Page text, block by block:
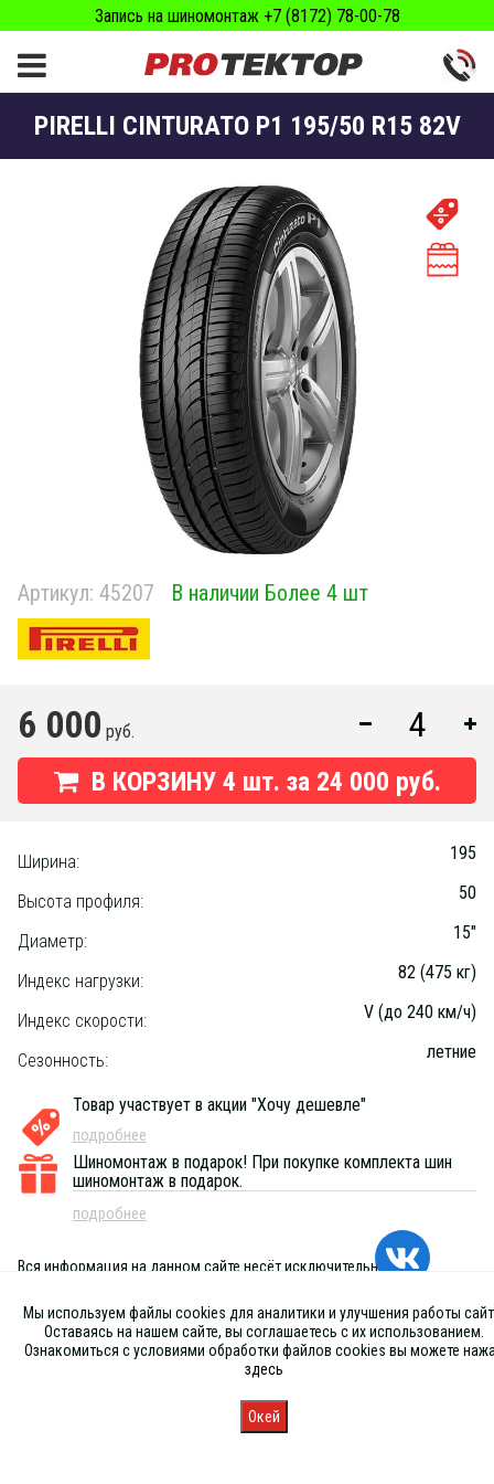
Запись на шиномонтаж +7 (8172) 78-00-78
PIRELLI CINTURATO P1 195/50 R15 82V
Артикул: 45207 В наличии Более 4 шт
6 000 руб.
В КОРЗИНУ 4 шт. за 24 000 руб.
Ширина: 195
Высота профиля: 50
Диаметр: 15"
Индекс нагрузки: 82 (475 кг)
Индекс скорости: V (до 240 км/ч)
Сезонность: летние
Товар участвует в акции "Хочу дешевле"
подробнее
Шиномонтаж в подарок! При покупке комплекта шин
шиномонтаж в подарок.
подробнее
Вся информация на данном сайте несёт исключительно
публичной офертой, определяемой положениями Статьи 437 (2) ГК
РФ
Запись
Мы используем файлы cookies для аналитики и улучшения работы
Оставаясь на нашем сайте, вы соглашаетесь с их использованием.
Ознакомиться с условиями обработки файлов cookies вы можете
здесь
Окей